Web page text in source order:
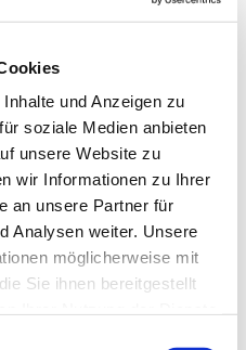
und Anzeigen zu
soziale Medien anbieten
unsere Website zu
wir Informationen zu Ihrer
an unsere Partner für
Analysen weiter. Unsere
möglicherweise mit
Sie ihnen bereitgestellt